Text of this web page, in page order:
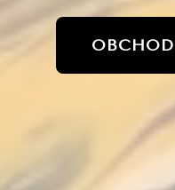
OBCHOD